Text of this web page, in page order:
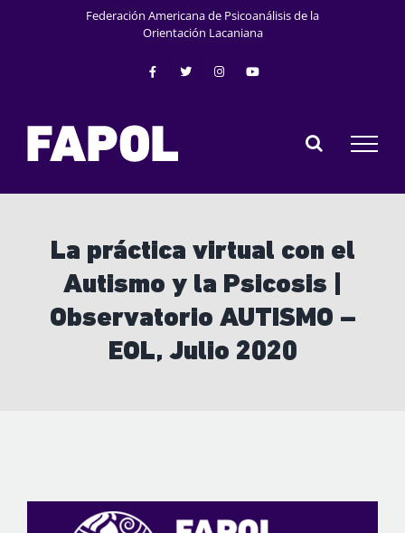
Federación Americana de Psicoanálisis de la
Orientación Lacaniana
La práctica virtual con el
Autismo y la Psicosis |
Observatorio AUTISMO –
EOL, Julio 2020